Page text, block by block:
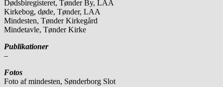
Dødsbiregisteret, Tønder By, LAA
Kirkebog, døde, Tønder, LAA
Mindesten, Tønder Kirkegård
Mindetavle, Tønder Kirke
Publikationer
–
Fotos
Foto af mindesten, Sønderborg Slot